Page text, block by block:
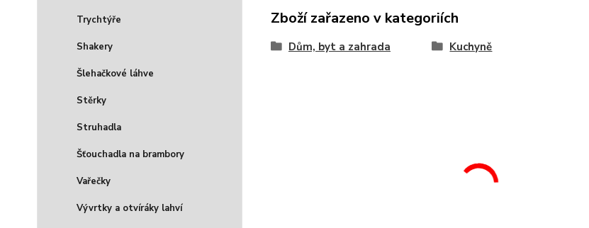
Trychtýře
Shakery
Šlehačkové láhve
Stěrky
Struhadla
Šťouchadla na brambory
Vařečky
Vývrtky a otvíráky lahví
Zboží zařazeno v kategoriích
Dům, byt a zahrada Kuchyně